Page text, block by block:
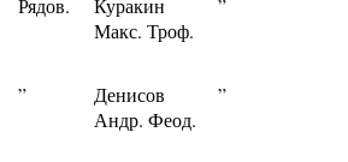
Макс. Троф.
”
Денисов
Андр. Феод.
”